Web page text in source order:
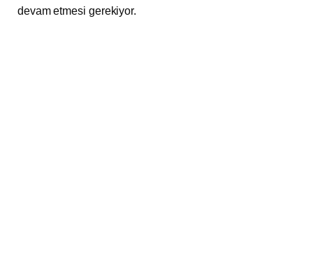
devam etmesi gerekiyor.